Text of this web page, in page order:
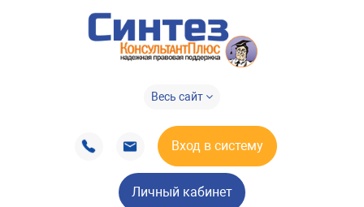
Весь сайт
Вход в систему
Личный кабинет